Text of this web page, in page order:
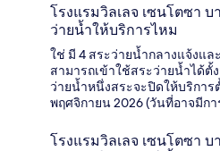
โรงแรมวิลเลจ เซนโตซา
ว่ายน้ำให้บริการไหม
ใช่ มี 4 สระว่ายน้ำกลางแจ้งแ
สามารถเข้าใช้สระว่ายน้ำได้ตั้
ว่ายน้ำหนึ่งสระจะปิดให้บริการ
พฤศจิกายน 2026 (วันที่อาจมีก
โรงแรมวิลเลจ เซนโตซา